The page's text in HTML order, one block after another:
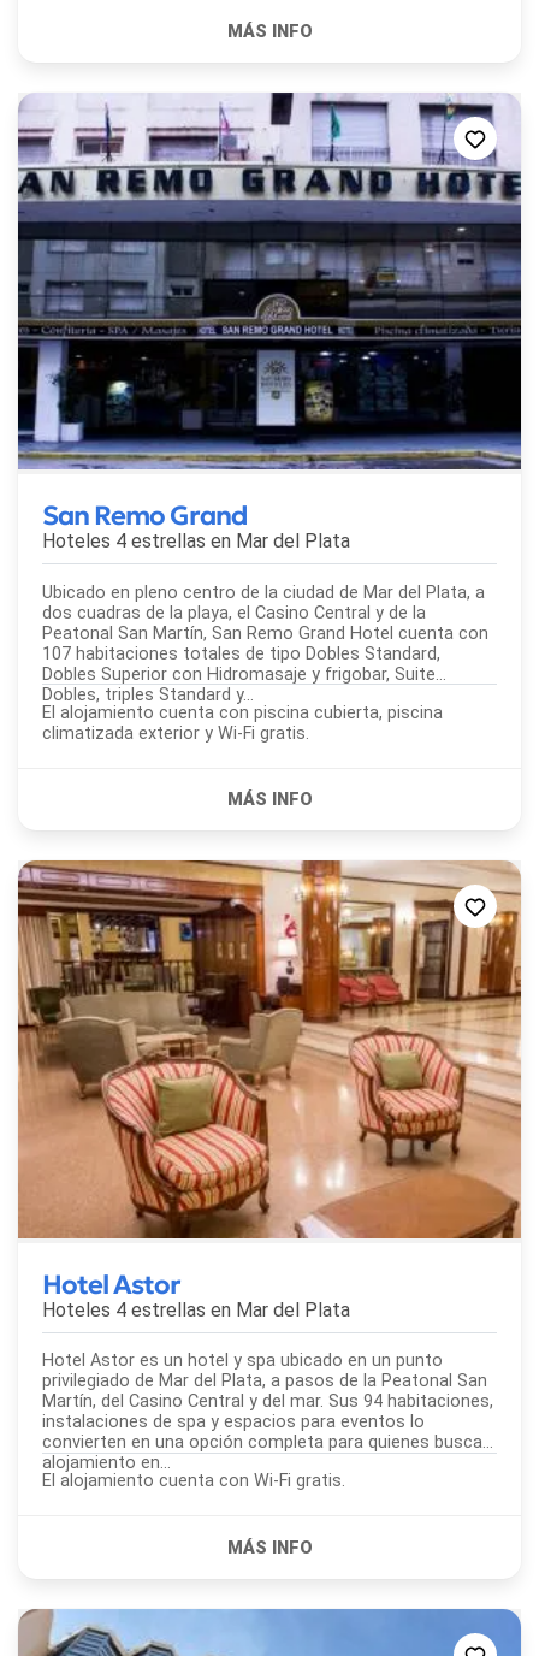
San Remo Grand
Hoteles 4 estrellas en Mar del Plata
Ubicado en pleno centro de la ciudad de Mar del Plata, a
dos cuadras de la playa, el Casino Central y de la
Peatonal San Martín, San Remo Grand Hotel cuenta con
107 habitaciones totales de tipo Dobles Standard,
Dobles Superior con Hidromasaje y frigobar, Suite
Dobles, triples Standard y...
El alojamiento cuenta con piscina cubierta, piscina
climatizada exterior y Wi-Fi gratis.
Hotel Astor
Hoteles 4 estrellas en Mar del Plata
Hotel Astor es un hotel y spa ubicado en un punto
privilegiado de Mar del Plata, a pasos de la Peatonal San
Martín, del Casino Central y del mar. Sus 94 habitaciones,
instalaciones de spa y espacios para eventos lo
convierten en una opción completa para quienes buscan
alojamiento en...
El alojamiento cuenta con Wi-Fi gratis.